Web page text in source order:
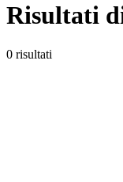
Risultati
0 risultati